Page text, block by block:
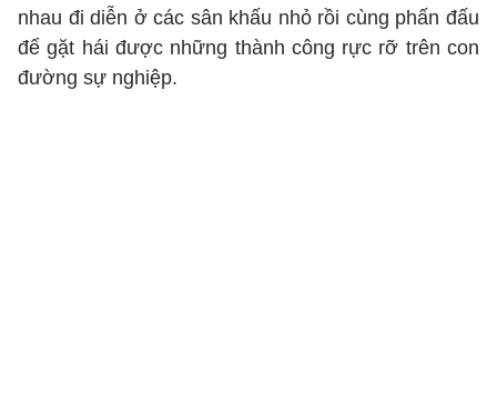
nhau đi diễn ở các sân khấu nhỏ rồi cùng phấn đấu
để gặt hái được những thành công rực rỡ trên con
đường sự nghiệp.